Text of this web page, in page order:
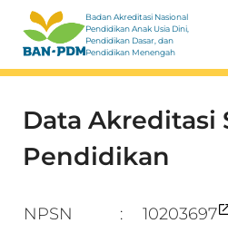
Badan Akreditasi Nasional
Pendidikan Anak Usia Dini,
Pendidikan Dasar, dan
Pendidikan Menengah
Data Akreditasi
Pendidikan
NPSN : 10203697